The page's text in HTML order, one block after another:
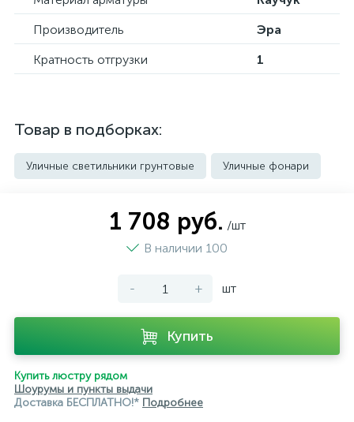
Производитель
Эра
Кратность отгрузки
1
Товар в подборках:
Уличные светильники грунтовые Уличные фонари
1 708 руб. /шт
В наличии 100
- + шт
Купить
Купить люстру рядом
Шоурумы и пункты выдачи
Доставка БЕСПЛАТНО!* Подробнее